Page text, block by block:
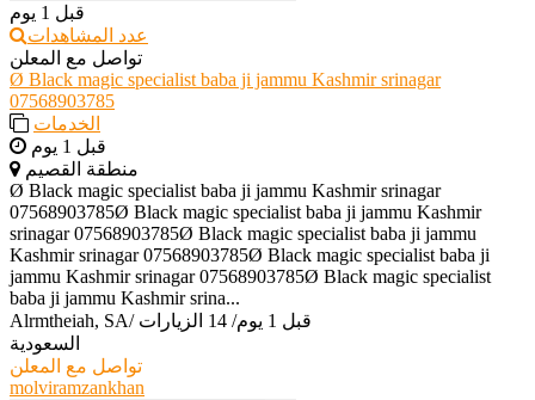
قبل 1 يوم
عدد المشاهدات
تواصل مع المعلن
Ø Black magic specialist baba ji jammu Kashmir srinagar
07568903785
الخدمات
قبل 1 يوم
منطقة القصيم
Ø Black magic specialist baba ji jammu Kashmir srinagar
07568903785Ø Black magic specialist baba ji jammu Kashmir
srinagar 07568903785Ø Black magic specialist baba ji jammu
Kashmir srinagar 07568903785Ø Black magic specialist baba ji
jammu Kashmir srinagar 07568903785Ø Black magic specialist
baba ji jammu Kashmir srina...
Alrmtheiah, SA/ قبل 1 يوم / 14 الزيارات
السعودية
تواصل مع المعلن
molviramzankhan